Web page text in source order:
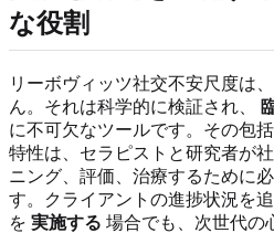
な役割
リーボヴィッツ社交不安尺度は
ん。それは科学的に検証され、
に不可欠なツールです。その包
特性は、セラピストと研究者が
ニング、評価、治療するために
す。クライアントの進捗状況を
を 実施する 場合でも、次世代の